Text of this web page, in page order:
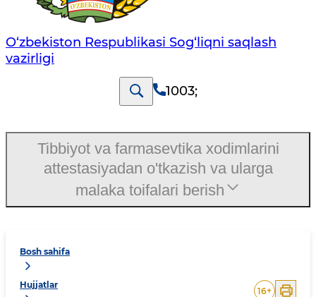
O‘zbеkistоn Rеspublikаsi Sоg‘liqni saqlash
vаzirligi
1003;
Bosh sahifa
Hujjatlar
16+
Tibbiyot va farmasevtika xodimlarini
attestasiyadan o'tkazish va ularga
malaka toifalari berish